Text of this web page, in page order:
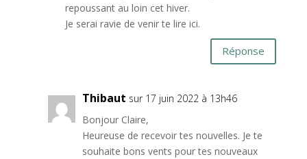
repoussant au loin cet hiver.
Je serai ravie de venir te lire ici.
Réponse
Thibaut sur 17 juin 2022 à 13h46
Bonjour Claire,
Heureuse de recevoir tes nouvelles. Je te
souhaite bons vents pour tes nouveaux